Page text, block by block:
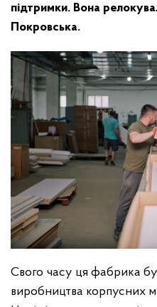
підтримки. Вона
Покровська.
Свого часу ця фабрика
виробництва корпусних